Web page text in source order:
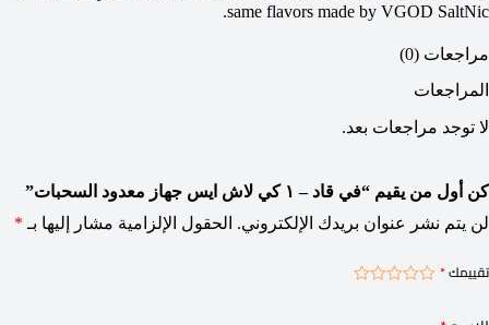
same flavors made by VGOD SaltNic.
مراجعات (0)
المراجعات
لا توجد مراجعات بعد.
كن أول من يقيم “في قاد – ١ كي لاش ايس جهاز معدود السحبات”
لن يتم نشر عنوان بريدك الإلكتروني. الحقول الإلزامية مشار إليها بـ *
تقييمك*